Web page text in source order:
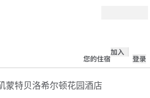
您的住宿
加入
登录
蒙特贝洛希尔顿花园酒店